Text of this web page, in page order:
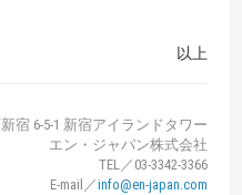
以上
宿 6-5-1 新宿アイランドタワー
エン・ジャパン株式会社
TEL／03-3342-3366
E-mail／info@en-japan.com